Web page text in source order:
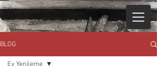
BLOG
Ev Yenileme